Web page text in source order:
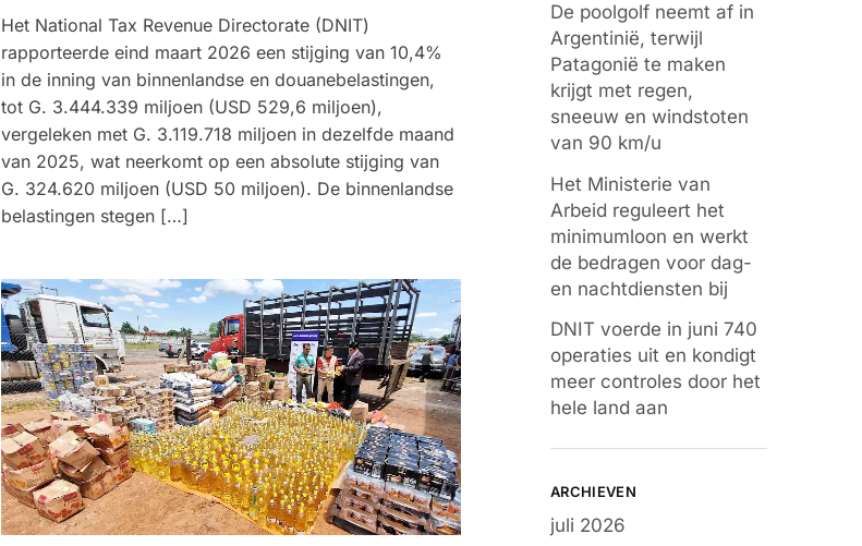
Het National Tax Revenue Directorate (DNIT)
rapporteerde eind maart 2026 een stijging van 10,4%
in de inning van binnenlandse en douanebelastingen,
tot G. 3.444.339 miljoen (USD 529,6 miljoen),
vergeleken met G. 3.119.718 miljoen in dezelfde maand
van 2025, wat neerkomt op een absolute stijging van
G. 324.620 miljoen (USD 50 miljoen). De binnenlandse
belastingen stegen […]
De poolgolf neemt af in
Argentinië, terwijl
Patagonië te maken
krijgt met regen,
sneeuw en windstoten
van 90 km/u
Het Ministerie van
Arbeid reguleert het
minimumloon en werkt
de bedragen voor dag-
en nachtdiensten bij
DNIT voerde in juni 740
operaties uit en kondigt
meer controles door het
hele land aan
ARCHIEVEN
juli 2026